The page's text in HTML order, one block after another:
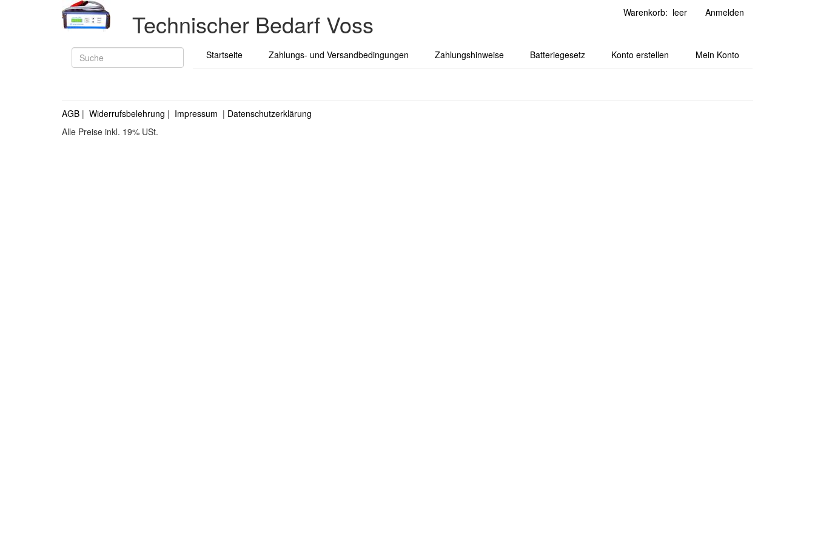
Warenkorb: leer Anmelden
Technischer Bedarf Voss
Startseite Zahlungs- und Versandbedingungen Zahlungshinweise Batteriegesetz Konto erstellen Mein Konto
AGB | Widerrufsbelehrung | Impressum | Datenschutzerklärung
Alle Preise inkl. 19% USt.